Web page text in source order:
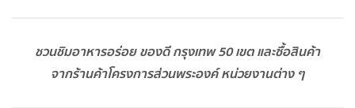
ชวนชิมอาหารอร่อย ของดี กรุงเทพ 50 เขต และซื้อสินค้า
จากร้านค้าโครงการส่วนพระองค์ หน่วยงานต่าง ๆ